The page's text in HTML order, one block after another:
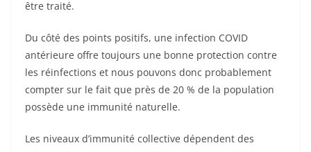
être traité.
Du côté des points positifs, une infection COVID
antérieure offre toujours une bonne protection contre
les réinfections et nous pouvons donc probablement
compter sur le fait que près de 20 % de la population
possède une immunité naturelle.
Les niveaux d’immunité collective dépendent des